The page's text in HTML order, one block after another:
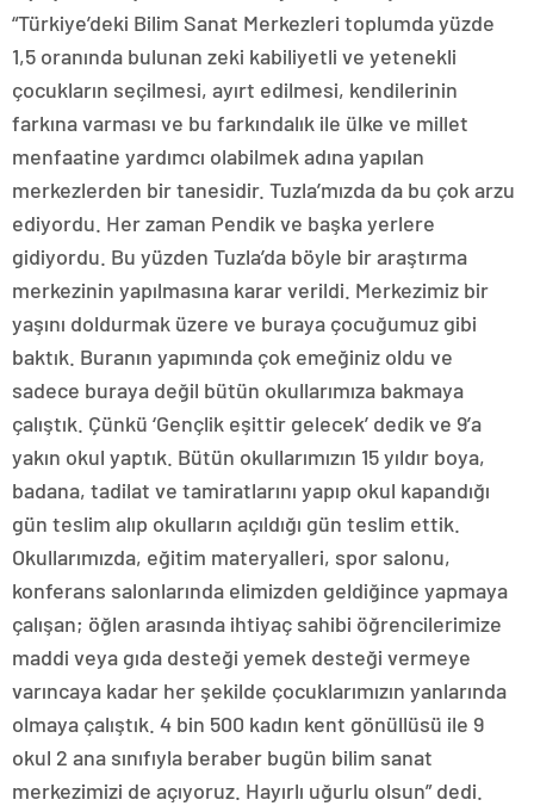
“Türkiye’deki Bilim Sanat Merkezleri toplumda yüzde
1,5 oranında bulunan zeki kabiliyetli ve yetenekli
çocukların seçilmesi, ayırt edilmesi, kendilerinin
farkına varması ve bu farkındalık ile ülke ve millet
menfaatine yardımcı olabilmek adına yapılan
merkezlerden bir tanesidir. Tuzla’mızda da bu çok arzu
ediyordu. Her zaman Pendik ve başka yerlere
gidiyordu. Bu yüzden Tuzla’da böyle bir araştırma
merkezinin yapılmasına karar verildi. Merkezimiz bir
yaşını doldurmak üzere ve buraya çocuğumuz gibi
baktık. Buranın yapımında çok emeğiniz oldu ve
sadece buraya değil bütün okullarımıza bakmaya
çalıştık. Çünkü ‘Gençlik eşittir gelecek’ dedik ve 9’a
yakın okul yaptık. Bütün okullarımızın 15 yıldır boya,
badana, tadilat ve tamiratlarını yapıp okul kapandığı
gün teslim alıp okulların açıldığı gün teslim ettik.
Okullarımızda, eğitim materyalleri, spor salonu,
konferans salonlarında elimizden geldiğince yapmaya
çalışan; öğlen arasında ihtiyaç sahibi öğrencilerimize
maddi veya gıda desteği yemek desteği vermeye
varıncaya kadar her şekilde çocuklarımızın yanlarında
olmaya çalıştık. 4 bin 500 kadın kent gönüllüsü ile 9
okul 2 ana sınıfıyla beraber bugün bilim sanat
merkezimizi de açıyoruz. Hayırlı uğurlu olsun” dedi.